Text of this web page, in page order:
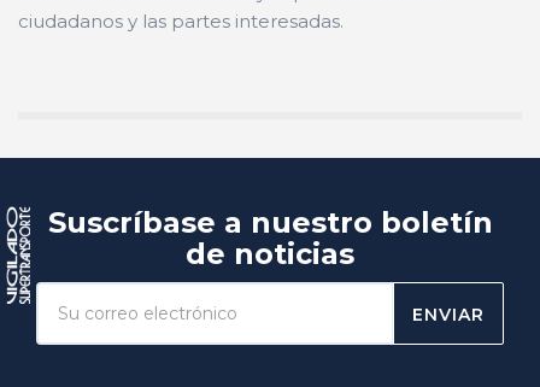
ciudadanos y las partes interesadas.
Suscríbase a nuestro boletín
de noticias
ENVIAR